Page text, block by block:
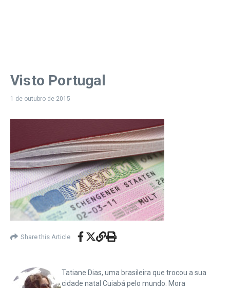
Visto Portugal
1 de outubro de 2015
Share this Article
Tatiane Dias, uma brasileira que trocou a sua
cidade natal Cuiabá pelo mundo. Mora